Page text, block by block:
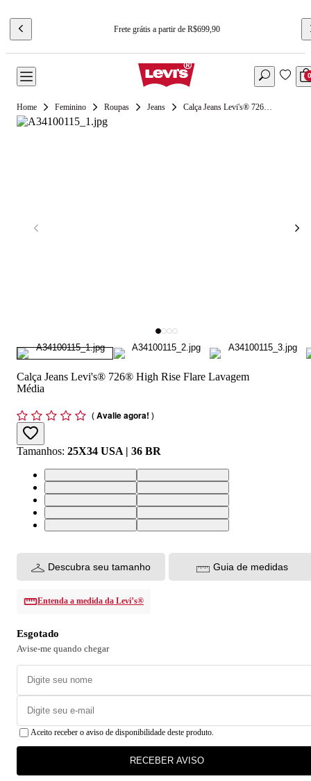
Frete grátis a partir de R$699,90
0
Feminino Roupas Jeans Calça Jeans Levi's® 726® High Rise Flare Lavagem Média
Calça Jeans Levi's® 726® High Rise Flare Lavagem
Média
(Avalie agora! )
Tamanhos: 25X34 USA | 36 BR
25X34 USA | 36 BR26X34 USA | 37 BR
27X34 USA | 38 BR28X34 USA | 39 BR
29X34 USA | 40 BR30X34 USA | 41 BR
31X34 USA | 42 BR32X34 USA | 43 BR
33X34 USA | 44 BR34X34 USA | 46 BR
Descubra seu tamanho Guia de medidas
Entenda a medida da Levi’s®
Esgotado
Avise-me quando chegar
Aceito receber o aviso de disponibilidade deste produto.
RECEBER AVISO